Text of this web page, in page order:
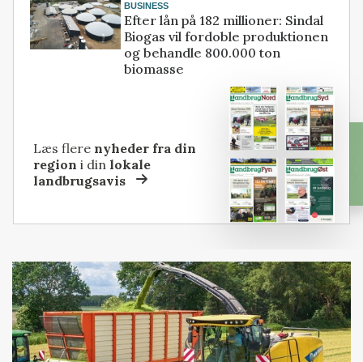
BUSINESS
Efter lån på 182 millioner: Sindal
Biogas vil fordoble produktionen
og behandle 800.000 ton
biomasse
Læs flere nyheder fra din
region i dinlokale
landbrugsavis